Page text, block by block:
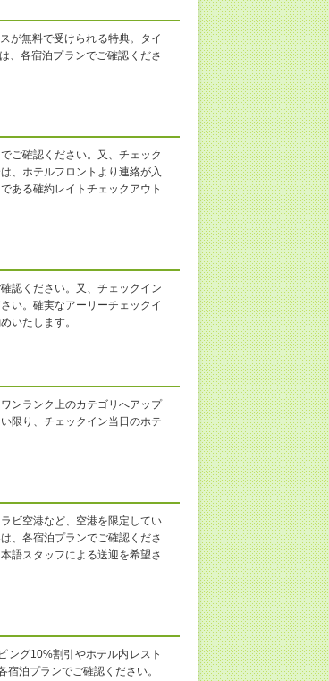
が無料で受けられる特典。タイ
、各宿泊プランでご確認くださ
ご確認ください。又、チェック
、ホテルフロントより連絡が入
ある確約レイトチェックアウト
認ください。又、チェックイン
い。確実なアーリーチェックイ
いたします。
ンランク上のカテゴリへアップ
限り、チェックイン当日のホテ
ビ空港など、空港を限定してい
、各宿泊プランでご確認くださ
語スタッフによる送迎を希望さ
ング10%割引やホテル内レスト
泊プランでご確認ください。